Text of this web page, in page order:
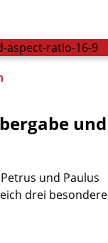
und
und Paulus
drei besondere